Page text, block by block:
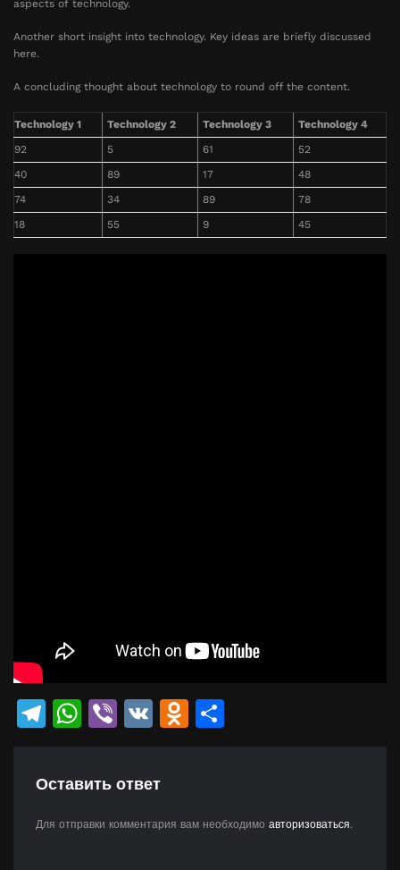
aspects of technology.
Another short insight into technology. Key ideas are briefly discussed
here.
A concluding thought about technology to round off the content.
Technology 1 Technology 2 Technology 3
Technology 4
92
5 61
52
40
89 17
48
74
34 89
78
18
55 9 45
Telegram
WhatsApp
Viber
VK Odnoklassniki
Оставить ответ
Для отправки комментария вам необходимо авторизоваться.